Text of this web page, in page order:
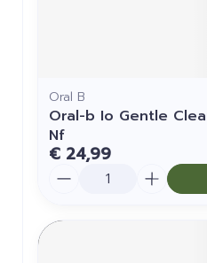
Oral B
Oral-b Io Gentle
Nf
€ 24,99